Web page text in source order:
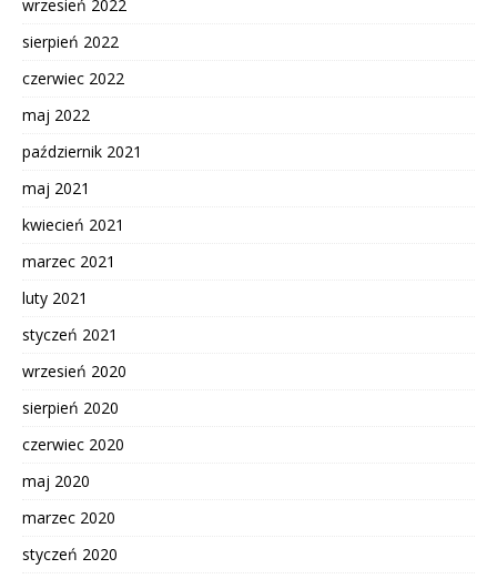
wrzesień 2022
sierpień 2022
czerwiec 2022
maj 2022
październik 2021
maj 2021
kwiecień 2021
marzec 2021
luty 2021
styczeń 2021
wrzesień 2020
sierpień 2020
czerwiec 2020
maj 2020
marzec 2020
styczeń 2020